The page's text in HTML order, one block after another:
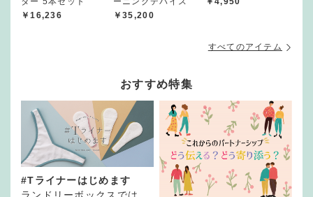
￥16,236
￥35,200
すべてのアイテム
おすすめ特集
#Tライナーはじめます